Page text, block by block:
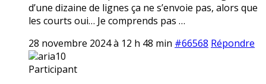
d’une dizaine de lignes ça ne s’envoie pas, alors que
les courts oui… Je comprends pas …
28 novembre 2024 à 12 h 48 min #66568 Répondre
aria10
Participant